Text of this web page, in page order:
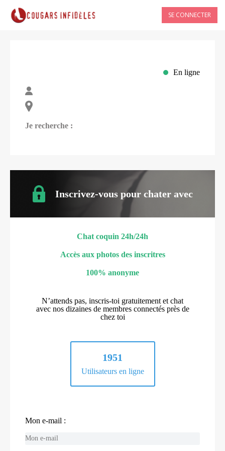
SE CONNECTER
En ligne
Je recherche :
Inscrivez-vous pour chater avec
Chat coquin 24h/24h
Accès aux photos des inscritres
100% anonyme
N’attends pas, inscris-toi gratuitement et chat
avec nos dizaines de membres connectés près de
chez toi
1951
Utilisateurs en ligne
Mon e-mail :